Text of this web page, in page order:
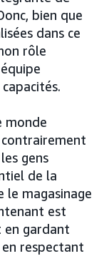
bien que
dans ce
rôle
monde
contrairement
gens
de la
le magasinage
est
en gardant
respectant